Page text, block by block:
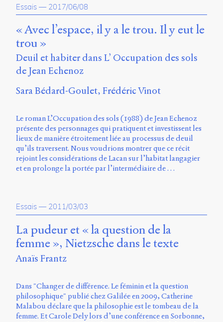
Campus
de
Longueuil
Local
B1-
12723
150
Pl.
Charles-
Le
Longueuil
(QC)
J4K
0B7
Canada
ISSN
Sens
0.1
Jannon
de
Storm
Type
Essais — 2017/06/08
« Avec l’espace, il y a le trou. Il y eut le
trou »
Deuil et habiter dans L’ Occupation des sols
de Jean Echenoz
Sara Bédard-Goulet Frédéric Vinot
Le roman L’Occupation des sols (1988) de Jean Echenoz
présente des personnages qui pratiquent et investissent les
lieux de manière étroitement liée au processus de deuil
qu’ils traversent. Nous voudrions montrer que ce récit
rejoint les considérations de Lacan sur l’habitat langagier
et en prolonge la portée par l’intermédiaire de …
Essais — 2011/03/03
La pudeur et « la question de la
femme », Nietzsche dans le texte
Anaïs Frantz
Dans "Changer de différence. Le féminin et la question
philosophique" publié chez Galilée en 2009, Catherine
Malabou déclare que la philosophie est le tombeau de la
femme. Et Carole Dely lors d’une conférence en Sorbonne,